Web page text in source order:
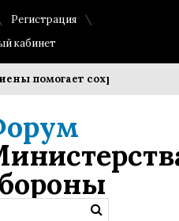
Регистрация
кабинет
сохранить